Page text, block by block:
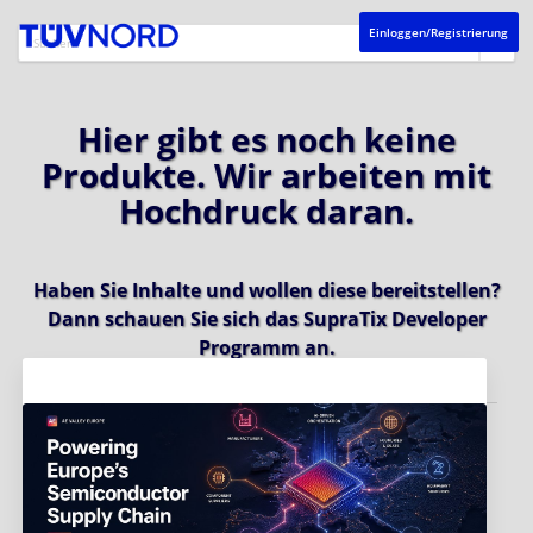
Einloggen/Registrierung
Hier gibt es noch keine
Produkte. Wir arbeiten mit
Hochdruck daran.
Haben Sie Inhalte und wollen diese bereitstellen?
Dann schauen Sie sich dasSupraTix Developer
Programman.